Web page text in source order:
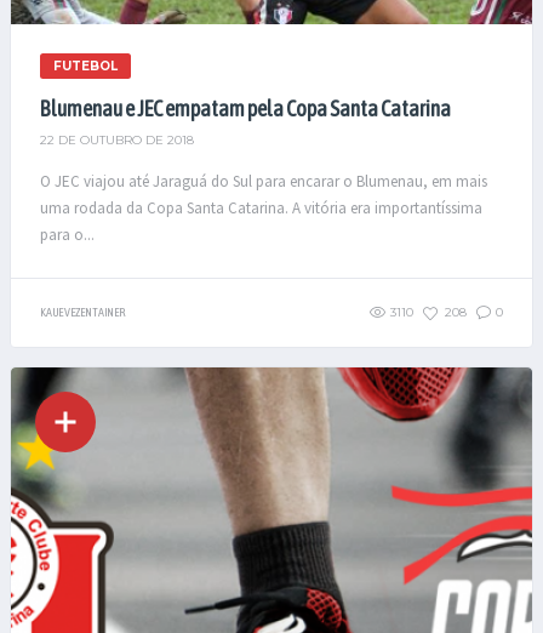
FUTEBOL
Blumenau e JEC empatam pela Copa Santa Catarina
22 DE OUTUBRO DE 2018
O JEC viajou até Jaraguá do Sul para encarar o Blumenau, em mais
uma rodada da Copa Santa Catarina. A vitória era importantíssima
para o...
KAUE VEZENTAINER 3110 208 0